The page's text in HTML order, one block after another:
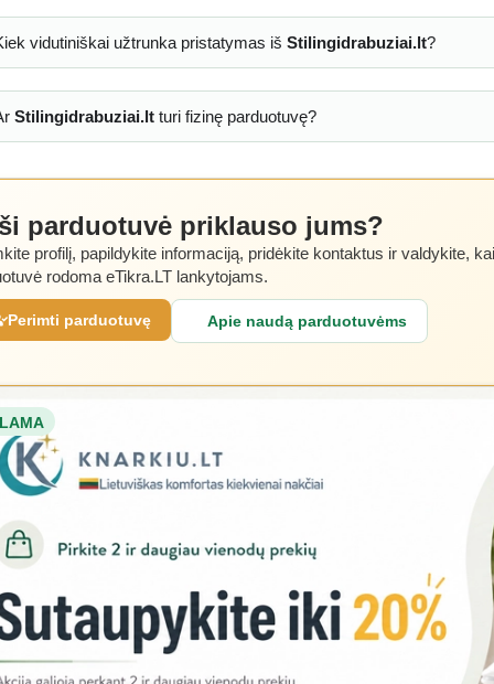
vidutiniškai užtrunka pristatymas iš Stilingidrabuziai.lt?
Stilingidrabuziai.ltturi fizinę parduotuvę?
parduotuvė priklauso jums?
profilį, papildykite informaciją, pridėkite kontaktus ir valdykite,
rodoma eTikra.LT lankytojams.
Perimti parduotuvę Apie naudą parduotuvėms